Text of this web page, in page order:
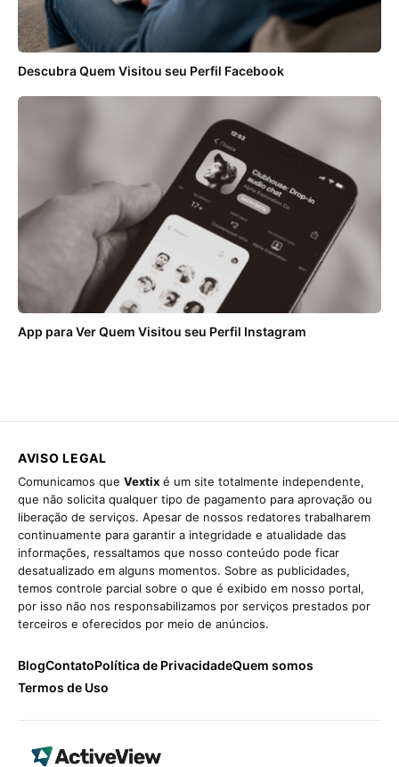
Descubra Quem Visitou seu Perfil Facebook
App para Ver Quem Visitou seu Perfil Instagram
AVISO LEGAL
Comunicamos que Vextix é um site totalmente independente,
que não solicita qualquer tipo de pagamento para aprovação ou
liberação de serviços. Apesar de nossos redatores trabalharem
continuamente para garantir a integridade e atualidade das
informações, ressaltamos que nosso conteúdo pode ficar
desatualizado em alguns momentos. Sobre as publicidades,
temos controle parcial sobre o que é exibido em nosso portal,
por isso não nos responsabilizamos por serviços prestados por
terceiros e oferecidos por meio de anúncios.
BlogContatoPolítica de PrivacidadeQuem somos
Termos de Uso